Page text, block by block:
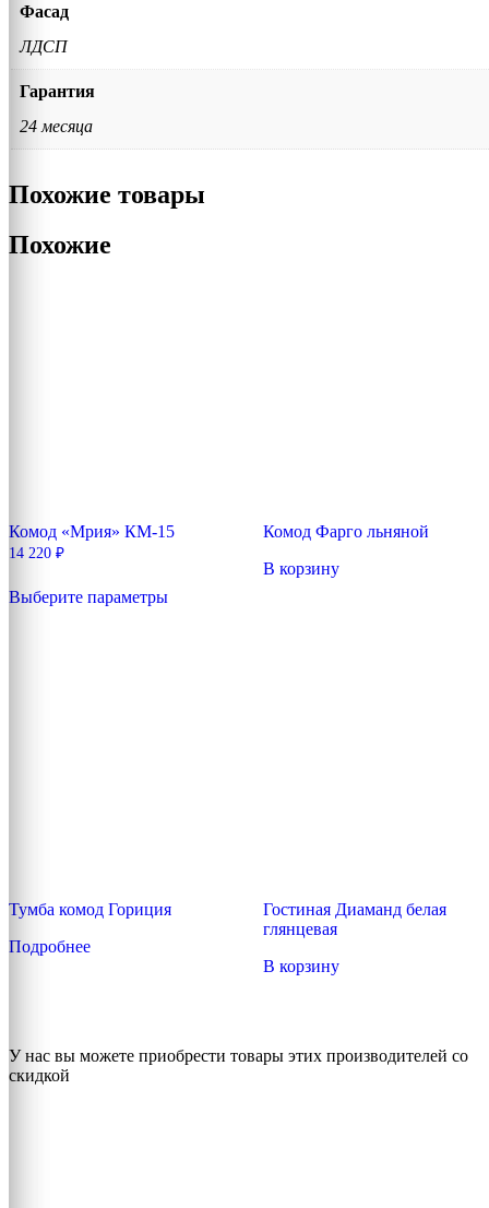
Фасад
ЛДСП
Гарантия
24 месяца
Похожие товары
Похожие
Комод «Мрия» КМ-15
14 220 ₽
Выберите параметры
Комод Фарго льняной
В корзину
Тумба комод Гориция
Подробнее
Гостиная Диаманд белая
глянцевая
В корзину
У нас вы можете приобрести товары этих производителей со
скидкой